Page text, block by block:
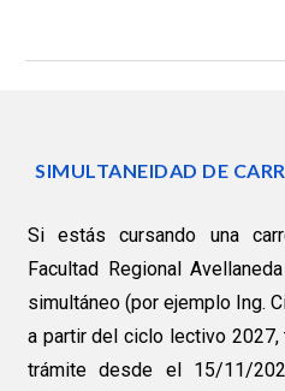
SIMULTANEIDAD DE
Si estás cursando una
Facultad Regional
simultáneo (por ejemplo Ing.
a partir del ciclo lectivo
trámitedesde el 15/11/